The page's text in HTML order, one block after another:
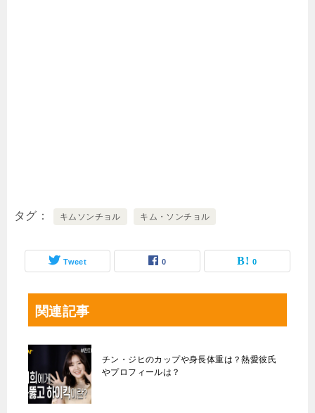
タグ キムソンチョル キム・ソンチョル
Tweet 0 0
関連記事
チン・ジヒのカップや身長体重は？熱愛彼氏
やプロフィールは？